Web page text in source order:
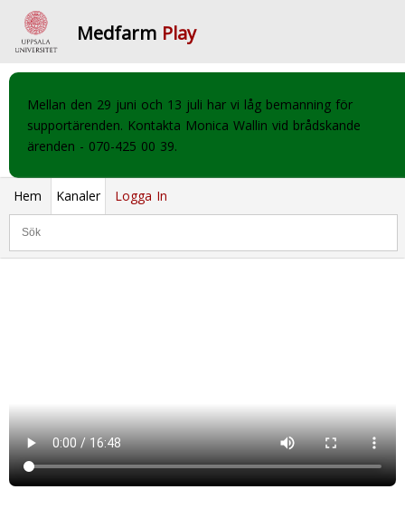
Medfarm Play
Mellan den 29 juni och 13 juli har vi låg bemanning för
supportärenden. Kontakta Monica Wallin vid brådskande
ärenden - 070-425 00 39.
Hem Kanaler Logga In